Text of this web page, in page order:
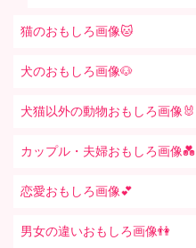
猫のおもしろ画像🐱
犬のおもしろ画像🐶
犬猫以外の動物おもしろ画像🐰
カップル・夫婦おもしろ画像💑
恋愛おもしろ画像💕
男女の違いおもしろ画像👫